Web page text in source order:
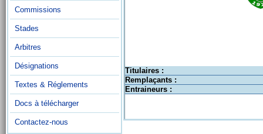
Commissions
Stades
Arbitres
Désignations
Textes & Réglements
Docs à télécharger
Contactez-nous
Titulaires :
Remplaçants :
Entraineurs :